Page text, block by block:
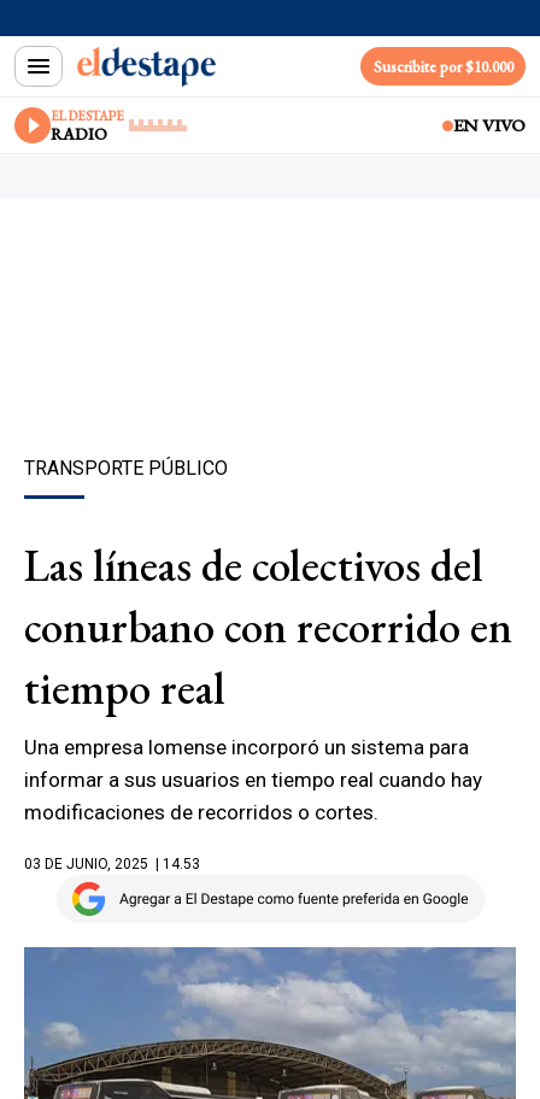
Suscribite por $10.000
EL DESTAPE
RADIO EN VIVO
TRANSPORTE PÚBLICO
Las líneas de colectivos del
conurbano con recorrido en
tiempo real
Una empresa lomense incorporó un sistema para
informar a sus usuarios en tiempo real cuando hay
modificaciones de recorridos o cortes.
03 DE JUNIO, 2025 | 14.53